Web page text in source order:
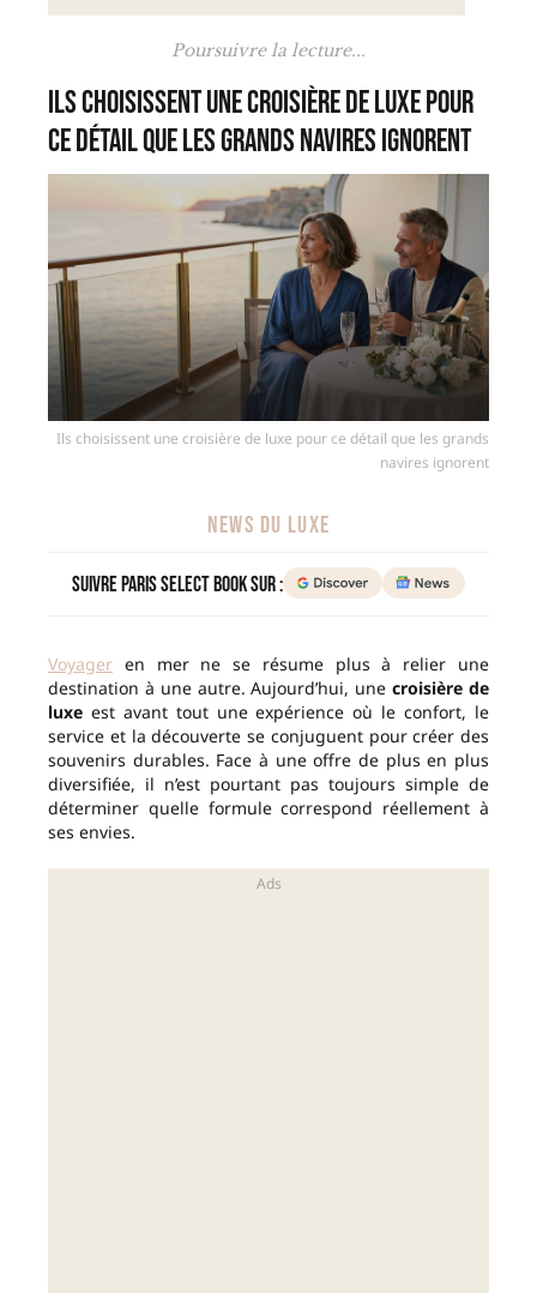
Poursuivre la lecture...
Ils choisissent une croisière de luxe pour
ce détail que les grands navires ignorent
Ils choisissent une croisière de luxe pour ce détail que les grands
navires ignorent
NEWS DU LUXE
Suivre Paris Select Book sur :
Voyager en mer ne se résume plus à relier une
destination à une autre. Aujourd’hui, unecroisière de
luxe est avant tout une expérience où le confort, le
service et la découverte se conjuguent pour créer des
souvenirs durables. Face à une offre de plus en plus
diversifiée, il n’est pourtant pas toujours simple de
déterminer quelle formule correspond réellement à
ses envies.